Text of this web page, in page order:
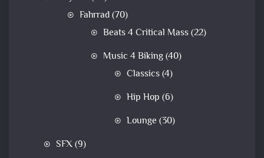
Fahrrad(70)
Beats 4 Critical Mass(22)
Music 4 Biking(40)
Classics(4)
Hip Hop (6)
Lounge (30)
SFX(9)